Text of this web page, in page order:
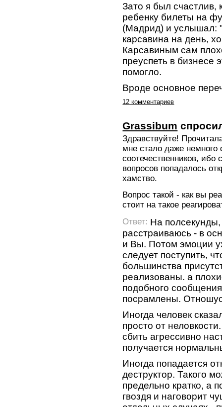
Зато я был счастлив,
ребенку билеты на
(Мадрид) и услышал:
карсавина на день,
Карсавиным сам
преуспеть в
помогло.
Вроде основное
12 комментариев
Grassibum
Здравствуйте!
мне стало даже немного
соотечественников,
вопросов попадалось
хамство.
Вопрос такой - как вы
стоит на такое
Ответ: На
расстраиваюсь - в
и Вы. Потом эмоции
следует поступить,
большинства
реализованы. а
подобного
посрамлены.
Иногда человек
просто от
сбить агрессивно
получается
Иногда попадается
деструктор. Такого
предельно кратко, а
гвоздя и наговорит